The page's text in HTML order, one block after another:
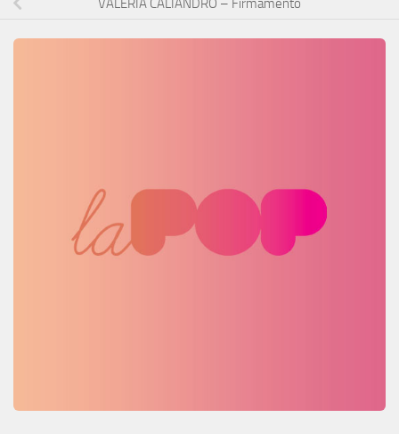
VALERIA CALIANDRO – Firmamento